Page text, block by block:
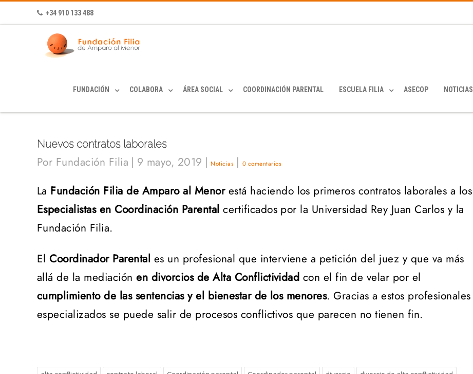
+34 910 133 488
FUNDACIÓN COLABORA ÁREA SOCIAL COORDINACIÓN PARENTAL ESCUELA FILIA ASECOP NOTICIAS
Nuevos contratos laborales
Por Fundación Filia | 9 mayo, 2019 | Noticias | 0 comentarios
La Fundación Filia de Amparo al Menorestá haciendo los primeros contratos laborales a los
Especialistas en Coordinación Parental certificados por la Universidad Rey Juan Carlos y la
Fundación Filia.
ElCoordinador Parental es un profesional que interviene a petición del juez y que va más
allá de la mediaciónen divorcios de Alta Conflictividad con el fin de velar por el
cumplimiento de las sentencias y el bienestar de los menores. Gracias a estos profesionales
especializados se puede salir de procesos conflictivos que parecen no tienen fin.